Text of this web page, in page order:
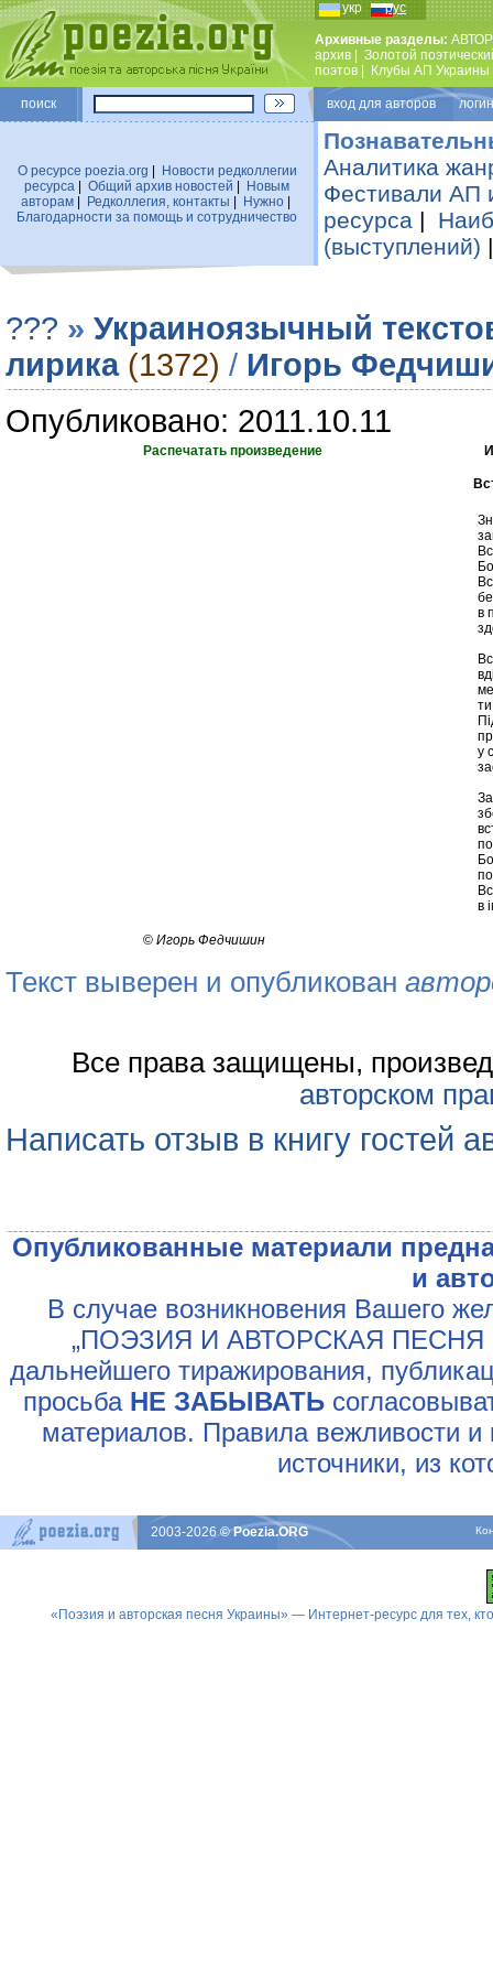
укр рус
Архивные разделы:
архив
Золотой
поэтов
Клубы АП Украины
поиск вход для авторов
О ресурсе poezia.org
Новости редколлегии
ресурса
Общий архив новостей
Новым
авторам| Редколлегия, контакты Нужно|
Благодарности за помощь и сотрудничество
Аналитика
Фестивали АП
ресурса |
(выступлений)
??? » Украиноязычный
лирика (1372) / Игорь
Опубликовано: 2011.10.11
Распечатать произведение
в
у
в
© Игорь Федчишин
Текст выверен и опубликован
Все права защищены,
авторском
Написать отзыв в книгу гостей
Опубликованные материали
и
В случае возникновения Вашего
„ПОЭЗИЯ И АВТОРСКАЯ ПЕСНЯ
дальнейшего тиражирования,
просьба НЕ ЗАБЫВАТЬ
материалов. Правила вежливости и
источники, из
2003-2026© Poezia.ORG
«Поэзия и авторская песня Украины» — Интернет-ресурс для тех,